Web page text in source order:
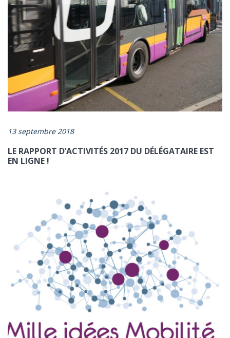
13 septembre 2018
LE RAPPORT D’ACTIVITÉS 2017 DU DÉLÉGATAIRE EST
EN LIGNE !